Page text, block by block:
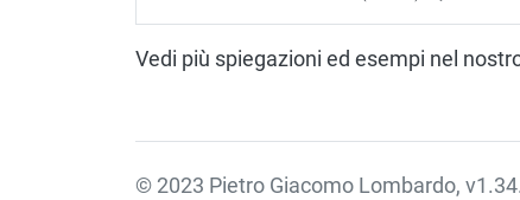
Vedi più spiegazioni ed esempi nel
© 2023 Pietro Giacomo Lombardo,